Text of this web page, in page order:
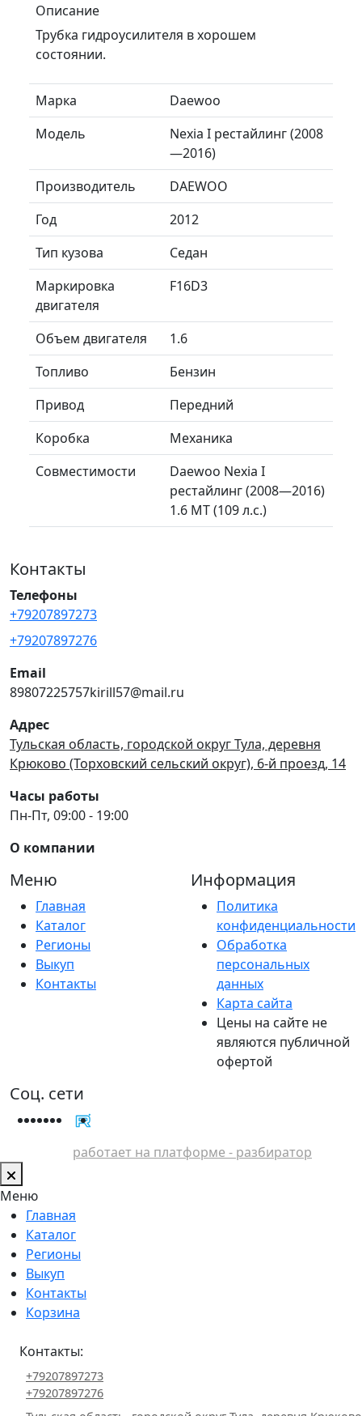
Описание
Трубка гидроусилителя в хорошем
состоянии.
Марка
Daewoo
Модель
Nexia I рестайлинг (2008
—2016)
Производитель
DAEWOO
Год
2012
Тип кузова
Седан
Маркировка
двигателя
F16D3
Объем двигателя
1.6
Топливо
Бензин
Привод
Передний
Коробка
Механика
Совместимости
Daewoo Nexia I
рестайлинг (2008—2016)
1.6 MT (109 л.с.)
Контакты
Телефоны
+79207897273
+79207897276
Email
89807225757kirill57@mail.ru
Адрес
Тульская область, городской округ Тула, деревня
Крюково (Торховский сельский округ), 6-й проезд, 14
Часы работы
Пн-Пт, 09:00 - 19:00
О компании
Меню
Главная
Каталог
Регионы
Выкуп
Контакты
Информация
Политика
конфиденциальности
Обработка
персональных
данных
Карта сайта
Цены на сайте не
являются публичной
офертой
Соц. сети
работает на платформе - разбиратор
Меню
Главная
Каталог
Регионы
Выкуп
Контакты
Корзина
Контакты:
+79207897273
+79207897276